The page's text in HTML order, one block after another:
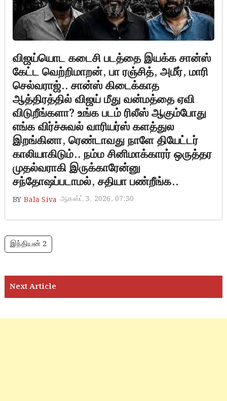
விஜய்யொட கடைசி படத்தை இயக்க சான்ஸ்
கேட்ட வெற்றிமாறன், பா ரஞ்சித், அமீர், மாரி
செல்வராஜ்.. சான்ஸ் கிடைக்காத
ஆத்திரத்தில் விஜய் மீது வன்மத்தை ஏவி
விடுறீங்களா? உங்க படம் ரிலீஸ் ஆகும்போது
எங்க விர்ச்சுவல் வாரியர்ஸ் களத்துல
இறங்கினா, ரெண்டாவது நாளே தியேட்டர்
காலியாகிடும்.. நம்ம சினிமாக்காரர் ஒருத்தர
முதல்வராகி இருக்காரேன்னு
சந்தோஷப்படாமல், சதியா பண்றீங்க..
BY Bala Siva ஆகஸ்ட் 3, 2026, 07:30
இந்தியன் 2